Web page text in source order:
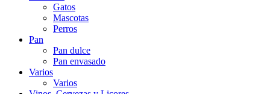
Gatos
Mascotas
Perros
Pan
Pan dulce
Pan envasado
Varios
Varios